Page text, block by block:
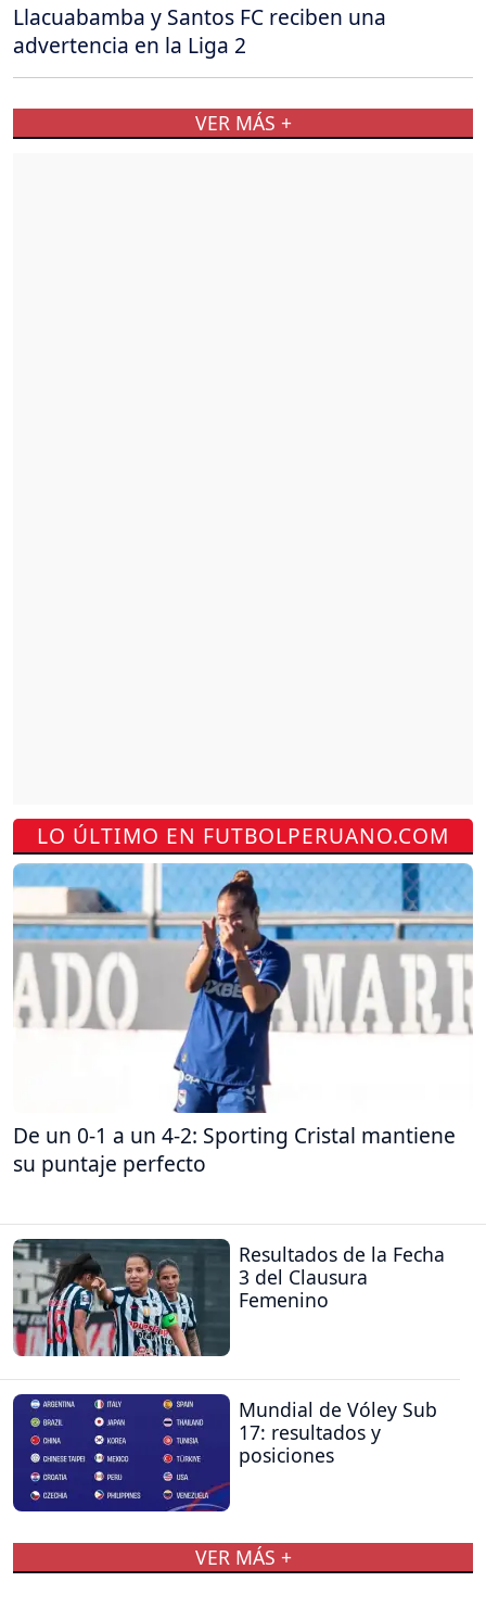
LO ÚLTIMO EN FUTBOLPERUANO.COM
De un 0-1 a un 4-2: Sporting Cristal mantiene
su puntaje perfecto
Resultados de la Fecha
3 del Clausura
Femenino
Mundial de Vóley Sub
17: resultados y
posiciones
VER MÁS +
Llacuabamba y Santos FC reciben una
advertencia en la Liga 2
VER MÁS +